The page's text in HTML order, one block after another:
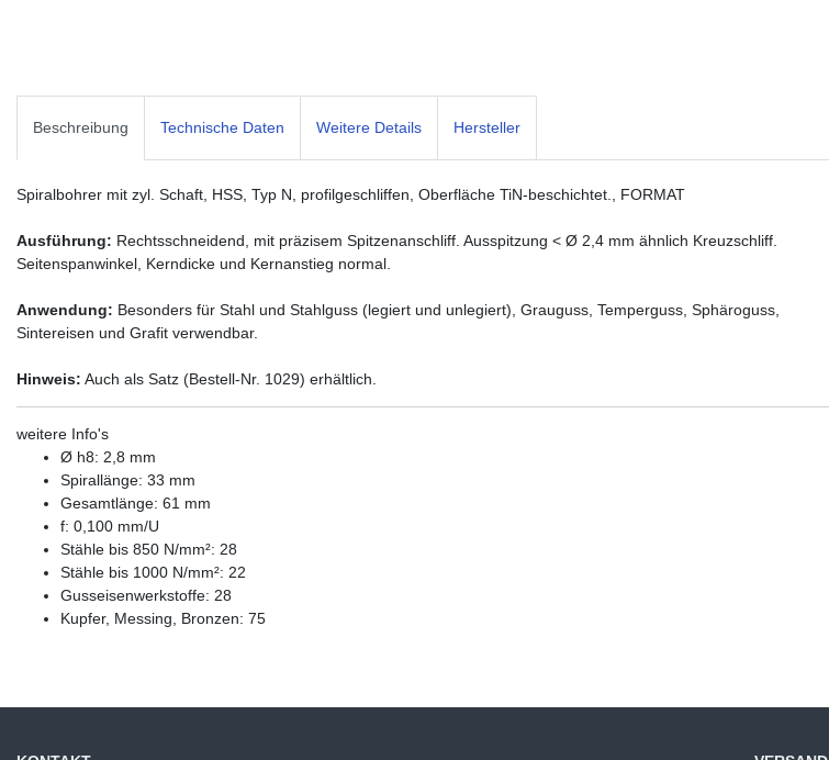
Beschreibung Technische Daten Weitere Details Hersteller
Spiralbohrer mit zyl. Schaft, HSS, Typ N, profilgeschliffen, Oberfläche TiN-beschichtet., FORMAT
Ausführung: Rechtsschneidend, mit präzisem Spitzenanschliff. Ausspitzung < Ø 2,4 mm ähnlich Kreuzschliff.
Seitenspanwinkel, Kerndicke und Kernanstieg normal.
Anwendung: Besonders für Stahl und Stahlguss (legiert und unlegiert), Grauguss, Temperguss, Sphäroguss,
Sintereisen und Grafit verwendbar.
Hinweis: Auch als Satz (Bestell-Nr. 1029) erhältlich.
weitere Info's
Ø h8: 2,8 mm
Spirallänge: 33 mm
Gesamtlänge: 61 mm
f: 0,100 mm/U
Stähle bis 850 N/mm²: 28
Stähle bis 1000 N/mm²: 22
Gusseisenwerkstoffe: 28
Kupfer, Messing, Bronzen: 75